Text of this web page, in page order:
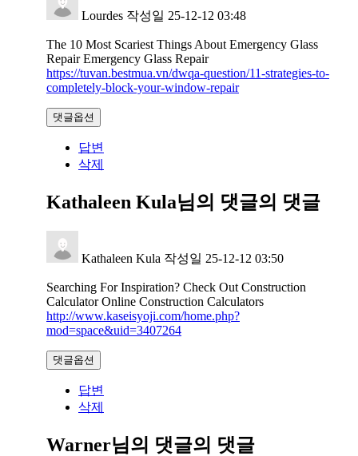
Lourdes 작성일 25-12-12 03:48
The 10 Most Scariest Things About Emergency Glass
Repair Emergency Glass Repair
https://tuvan.bestmua.vn/dwqa-question/11-strategies-to-
completely-block-your-window-repair
댓글옵션
답변
삭제
Kathaleen Kula님의 댓글의 댓글
Kathaleen Kula 작성일 25-12-12 03:50
Searching For Inspiration? Check Out Construction
Calculator Online Construction Calculators
http://www.kaseisyoji.com/home.php?
mod=space&uid=3407264
댓글옵션
답변
삭제
Warner님의 댓글의 댓글